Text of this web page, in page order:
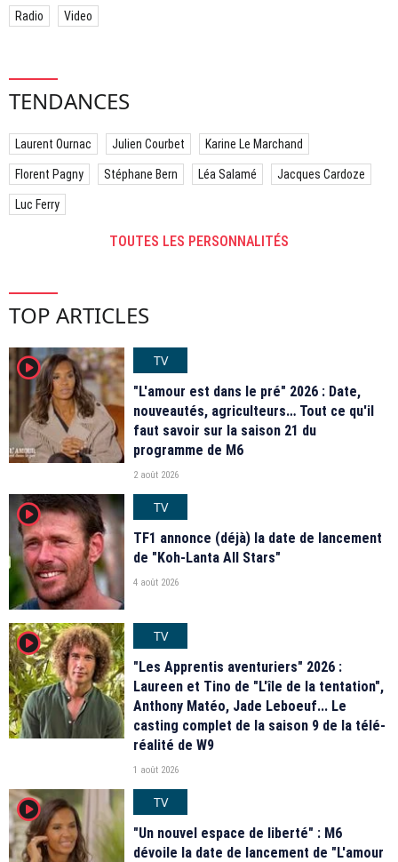
Radio Video
TENDANCES
Laurent Ournac Julien Courbet Karine Le Marchand
Florent Pagny Stéphane Bern Léa Salamé Jacques Cardoze
Luc Ferry
TOUTES LES PERSONNALITÉS
TOP ARTICLES
player2
TV
"L'amour est dans le pré" 2026 : Date,
nouveautés, agriculteurs… Tout ce qu'il
faut savoir sur la saison 21 du
programme de M6
2 août 2026
player2
TV
TF1 annonce (déjà) la date de lancement
de "Koh-Lanta All Stars"
4 août 2026
player2
TV
"Les Apprentis aventuriers" 2026 :
Laureen et Tino de "L'île de la tentation",
Anthony Matéo, Jade Leboeuf... Le
casting complet de la saison 9 de la télé-
réalité de W9
1 août 2026
player2
TV
"Un nouvel espace de liberté" : M6
dévoile la date de lancement de "L'amour